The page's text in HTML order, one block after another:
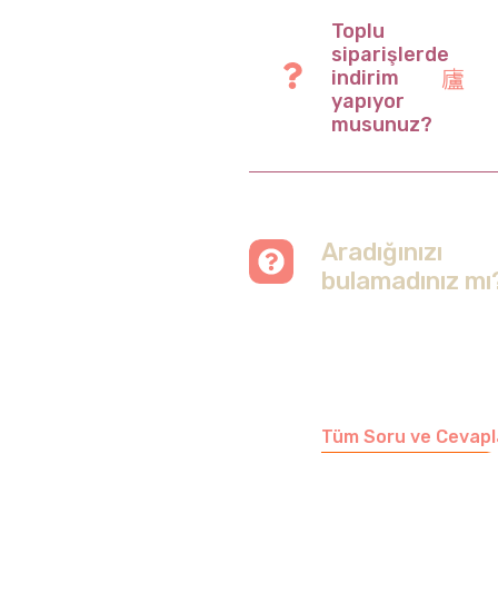
Toplu
siparişlerde
indirim
yapıyor
musunuz?
Aradığınızı
bulamadınız
Tüm Soru ve